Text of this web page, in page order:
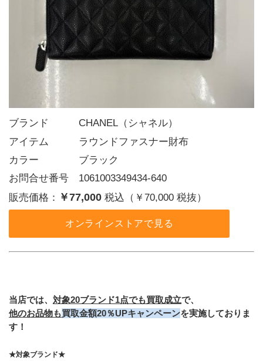
ブランド   CHANEL（シャネル）
アイテム   ラウンドファスナー財布
カラー    ブラック
お問合せ番号 1061003349434-640
販売価格： ￥77,000 税込（￥70,000 税抜）
オンラインストアで見る
当店では、 対象20ブランド1点でも買取成立で、
他のお品物も買取金額20％UPキャンペーンを実施しておりま
す！
★対象ブランド★